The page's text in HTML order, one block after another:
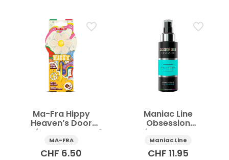
Ma-Fra Hippy
Heaven’s Door
profumatore auto 1
pz
MA-FRA
CHF 6.50
Maniac Line
Obsession
profumatore auto
spray Only Yours 150
ml
Maniac Line
CHF 11.95